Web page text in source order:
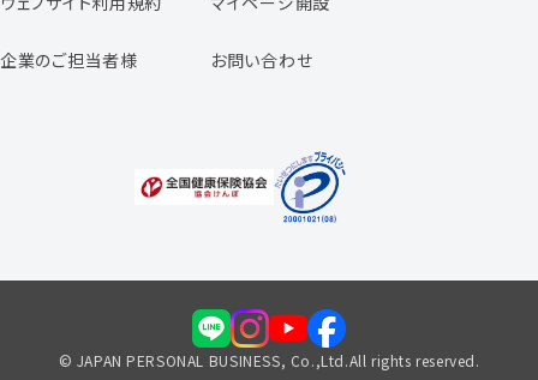
福利厚生のご案内
企業のご担当者様 お問い合わせ
© JAPAN PERSONAL BUSINESS, Co.,Ltd.All rights reserved.